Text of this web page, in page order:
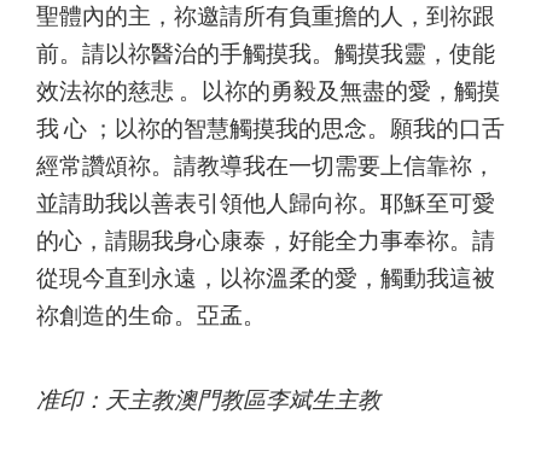
聖體內的主，祢邀請所有負重擔的人，到祢跟
前。請以祢醫治的手觸摸我。觸摸我靈，使能
效法祢的慈悲 。以祢的勇毅及無盡的愛，觸摸
我 心 ；以祢的智慧觸摸我的思念。願我的口舌
經常讚頌祢。請教導我在一切需要上信靠祢，
並請助我以善表引領他人歸向祢。耶穌至可愛
的心，請賜我身心康泰，好能全力事奉祢。請
從現今直到永遠，以祢溫柔的愛，觸動我這被
祢創造的生命。亞孟。
准印：天主教澳門教區李斌生主教